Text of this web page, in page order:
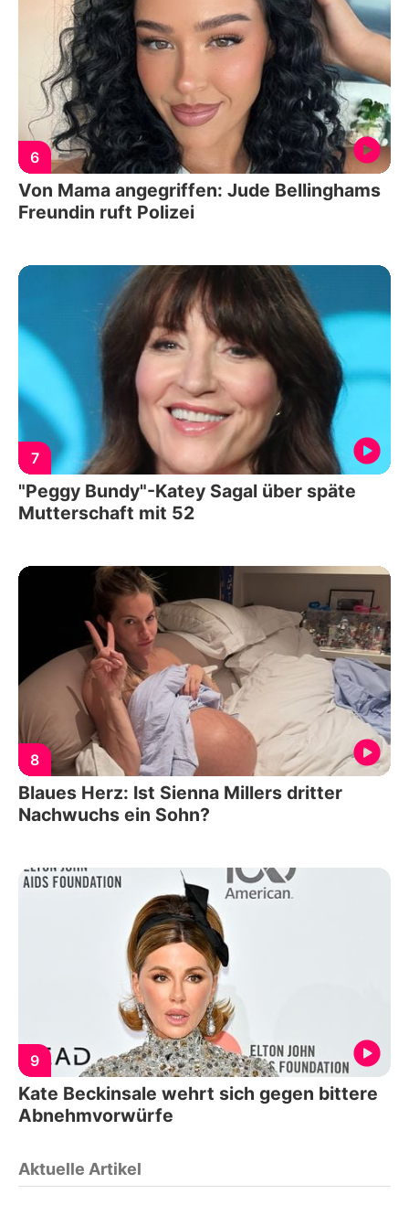
6
Von Mama angegriffen: Jude Bellinghams
Freundin ruft Polizei
7
"Peggy Bundy"-Katey Sagal über späte
Mutterschaft mit 52
8
Blaues Herz: Ist Sienna Millers dritter
Nachwuchs ein Sohn?
9
Kate Beckinsale wehrt sich gegen bittere
Abnehmvorwürfe
Aktuelle Artikel